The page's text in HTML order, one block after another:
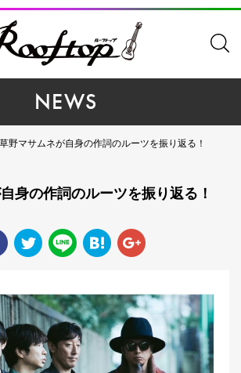
NEWS
草野マサムネが自身の作詞のルーツを振り返る！
身の作詞のルーツを振り返る！